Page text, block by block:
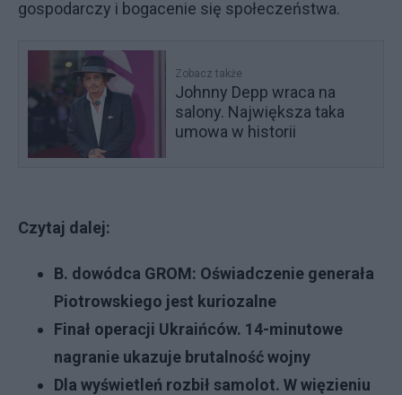
gospodarczy i bogacenie się społeczeństwa.
Zobacz także
Johnny Depp wraca na
salony. Największa taka
umowa w historii
Czytaj dalej:
B. dowódca GROM: Oświadczenie generała
Piotrowskiego jest kuriozalne
Finał operacji Ukraińców. 14-minutowe
nagranie ukazuje brutalność wojny
Dla wyświetleń rozbił samolot. W więzieniu